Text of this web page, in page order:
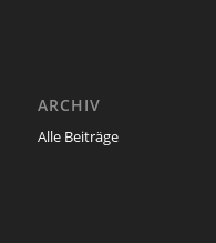
ARCHIV
Alle Beiträge